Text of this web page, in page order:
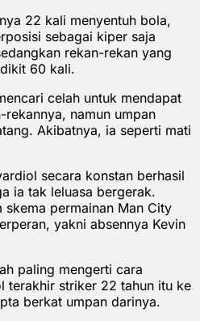
22 kali menyentuh bola,
sebagai kiper saja
rekan-rekan yang
60 kali.
celah untuk mendapat
namun umpan
Akibatnya, ia seperti mati
secara konstan berhasil
ia tak leluasa bergerak.
skema permainan Man City
yakni absennya Kevin
paling mengerti cara
terakhir striker 22 tahun itu ke
berkat umpan darinya.